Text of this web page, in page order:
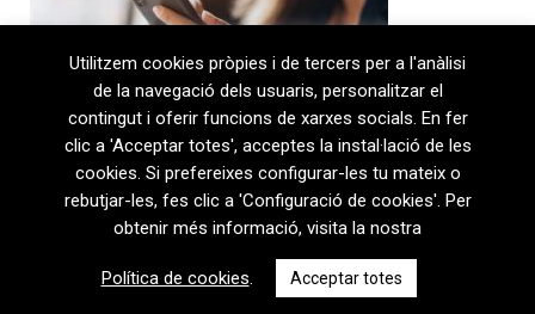
08720 Vilafranca del Penedès · General Prim 5, 2n · Barcelona
T+34 938 170 417 ·
+34 938 170 301
Utilitzem cookies pròpies i de tercers per a l'anàlisi
de la navegació dels usuaris, personalitzar el
contingut i oferir funcions de xarxes socials. En fer
clic a 'Acceptar totes', acceptes la instal·lació de les
cookies. Si prefereixes configurar-les tu mateix o
rebutjar-les, fes clic a 'Configuració de cookies'. Per
obtenir més informació, visita la nostra
Política de cookies. Acceptar totes